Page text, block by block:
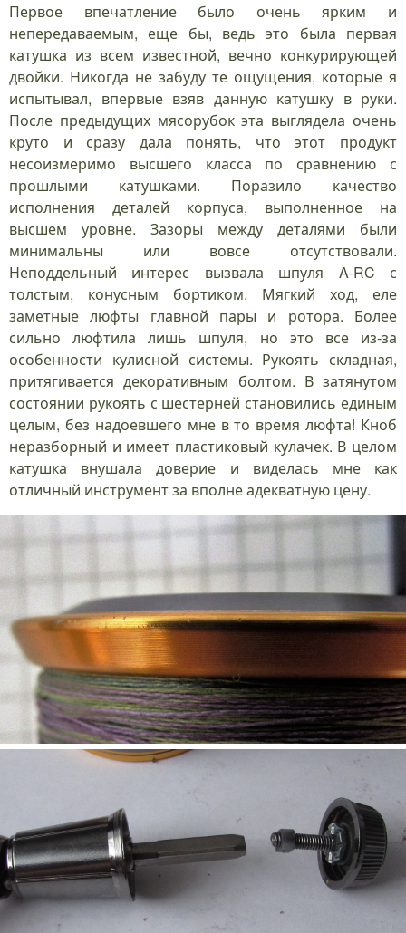
Первое впечатление было очень ярким и
непередаваемым, еще бы, ведь это была первая
катушка из всем известной, вечно конкурирующей
двойки. Никогда не забуду те ощущения, которые я
испытывал, впервые взяв данную катушку в руки.
После предыдущих мясорубок эта выглядела очень
круто и сразу дала понять, что этот продукт
несоизмеримо высшего класса по сравнению с
прошлыми катушками. Поразило качество
исполнения деталей корпуса, выполненное на
высшем уровне. Зазоры между деталями были
минимальны или вовсе отсутствовали.
Неподдельный интерес вызвала шпуля A-RC с
толстым, конусным бортиком. Мягкий ход, еле
заметные люфты главной пары и ротора. Более
сильно люфтила лишь шпуля, но это все из-за
особенности кулисной системы. Рукоять складная,
притягивается декоративным болтом. В затянутом
состоянии рукоять с шестерней становились единым
целым, без надоевшего мне в то время люфта! Кноб
неразборный и имеет пластиковый кулачек. В целом
катушка внушала доверие и виделась мне как
отличный инструмент за вполне адекватную цену.